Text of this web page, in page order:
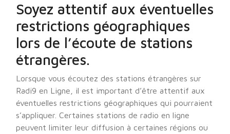
Soyez attentif aux éventuelles
restrictions géographiques
lors de l’écoute de stations
étrangères.
Lorsque vous écoutez des stations étrangères sur
Radi9 en Ligne, il est important d’être attentif aux
éventuelles restrictions géographiques qui pourraient
s’appliquer. Certaines stations de radio en ligne
peuvent limiter leur diffusion à certaines régions ou